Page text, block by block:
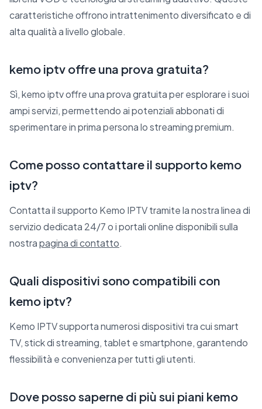
caratteristiche offrono intrattenimento diversificato e di
alta qualità a livello globale.
kemo iptv offre una prova gratuita?
Sì, kemo iptv offre una prova gratuita per esplorare i suoi
ampi servizi, permettendo ai potenziali abbonati di
sperimentare in prima persona lo streaming premium.
Come posso contattare il supporto kemo
iptv?
Contatta il supporto Kemo IPTV tramite la nostra linea di
servizio dedicata 24/7 o i portali online disponibili sulla
nostrapagina di contatto.
Quali dispositivi sono compatibili con
kemo iptv?
Kemo IPTV supporta numerosi dispositivi tra cui smart
TV, stick di streaming, tablet e smartphone, garantendo
flessibilità e convenienza per tutti gli utenti.
Dove posso saperne di più sui piani kemo